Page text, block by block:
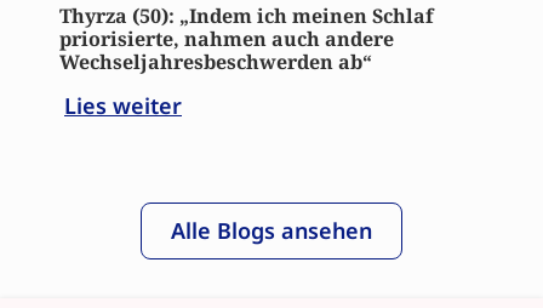
Thyrza (50): „Indem ich meinen Schlaf
priorisierte, nahmen auch andere
Wechseljahresbeschwerden ab“
Lies weiter
Alle Blogs ansehen